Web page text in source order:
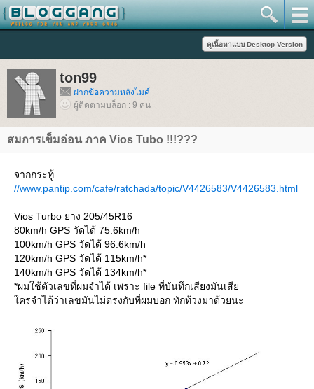
ton99
ฝากข้อความหลังไมค์
ผู้ติดตามบล็อก : 9 คน
สมการเข็มอ่อน ภาค Vios Tubo !!!???
จากกระทู้
//www.pantip.com/cafe/ratchada/topic/V4426583/V4426583.html
Vios Turbo ยาง 205/45R16
80km/h GPS วัดได้ 75.6km/h
100km/h GPS วัดได้ 96.6km/h
120km/h GPS วัดได้ 115km/h*
140km/h GPS วัดได้ 134km/h*
*ผมใช้ตัวเลขที่ผมจำได้ เพราะ file ที่บันทึกเสียงมันเสี
ครจำได้ว่าเลขมันไม่ตรงกับที่ผมบอก ทักท้วงมาด้วยนะ